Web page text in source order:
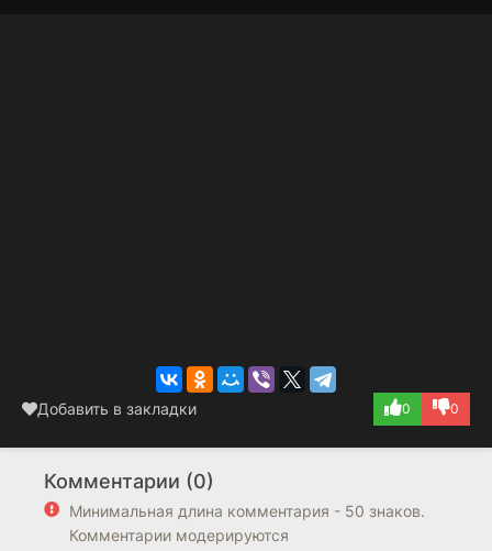
Добавить в закладки 0 0
Комментарии (0)
Минимальная длина комментария - 50 знаков.
Комментарии модерируются